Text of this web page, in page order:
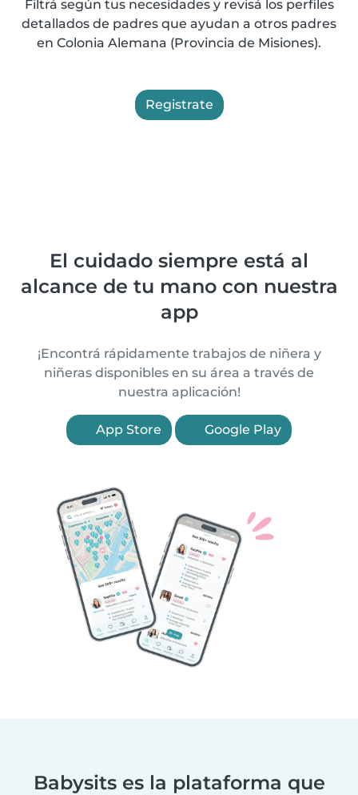
Filtrá según tus necesidades y revisá los perfiles
detallados de padres que ayudan a otros padres
en Colonia Alemana (Provincia de Misiones).
Registrate
El cuidado siempre está al
alcance de tu mano con nuestra
app
¡Encontrá rápidamente trabajos de niñera y
niñeras disponibles en su área a través de
nuestra aplicación!
App Store Google Play
Babysits es la plataforma que